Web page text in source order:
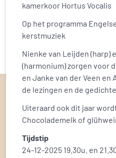
kamerkoor Hortus Vocalis
Op het programma
kerstmuziek
Nienke van Leijden (harp)
(harmonium) zorgen voor
en Janke van der Veen en
de lezingen en de
Uiteraard ook dit jaar
Chocolademelk of
Tijdstip
24-12-2025 19.30u. en